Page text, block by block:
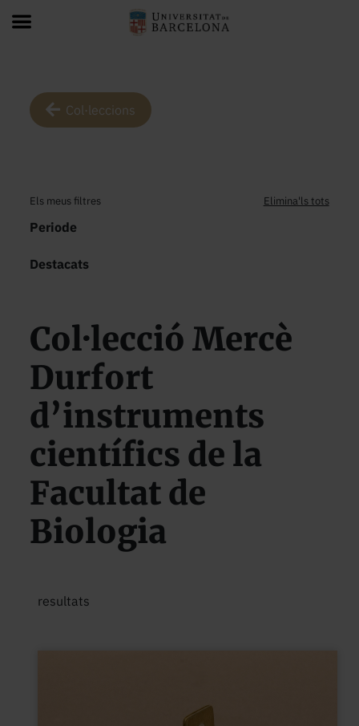
Col·leccions
Els meus filtres Elimina'ls tots
Periode
Destacats
Col·lecció Mercè
Durfort
d’instruments
científics de la
Facultat de
Biologia
resultats